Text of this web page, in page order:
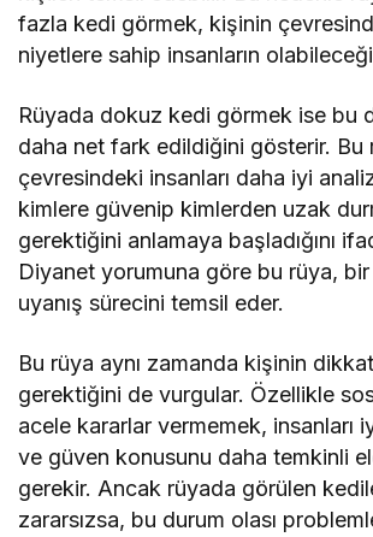
fazla kedi görmek, kişinin
niyetlere sahip insanların
Rüyada dokuz kedi görmek ise bu
daha net fark edildiğini gösterir. Bu
çevresindeki insanları daha iyi
kimlere güvenip kimlerden uzak
gerektiğini anlamaya başladığını
Diyanet yorumuna göre bu rüya, bir
uyanış sürecini temsil eder.
Bu rüya aynı zamanda kişinin
gerektiğini de vurgular. Özellikle
acele kararlar vermemek, insanları
ve güven konusunu daha temkinli
gerekir. Ancak rüyada görülen
zararsızsa, bu durum olası